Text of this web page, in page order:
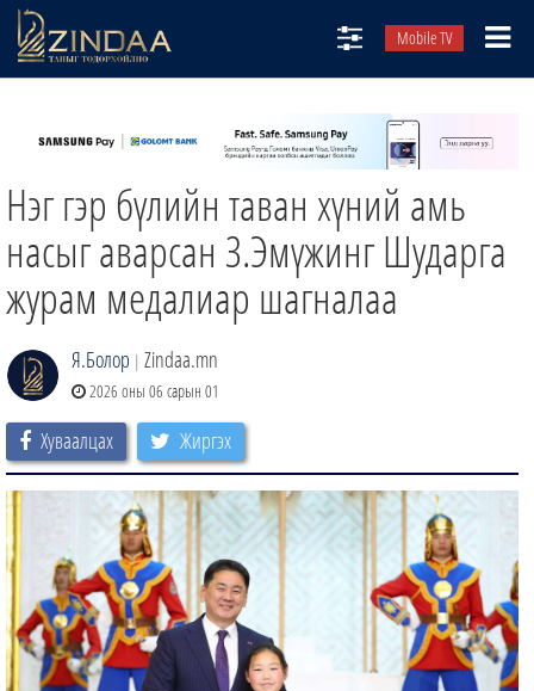
Mobile TV
ТВ8
ӨГЛӨӨНИЙ СОНИН
АУДИО ЗОХИОЛ
Нэг гэр бүлийн таван хүний амь
насыг аварсан З.Эмүжинг Шударга
журам медалиар шагналаа
Я.Болор | Zindaa.mn
2026 оны 06 сарын 01
Хуваалцах Жиргэх